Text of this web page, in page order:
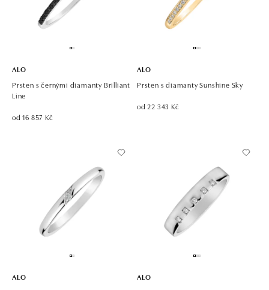
ALO
Prsten s černými diamanty Brilliant
Line
od 16 857 Kč
ALO
Prsten s diamanty Sunshine Sky
od 22 343 Kč
ALO
ALO